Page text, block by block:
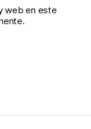
web en este